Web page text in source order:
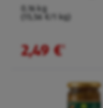
0,16 kg
(15,56 €/1 kg)
2,49 €¹